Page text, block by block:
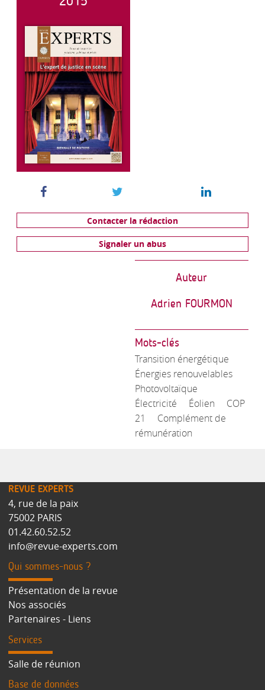
Contacter la rédaction
Signaler un abus
Auteur
Adrien FOURMON
Mots-clés
Transition énergétique
Énergies renouvelables
Photovoltaïque
Électricité
Éolien
COP
21
Complément de
rémunération
REVUE EXPERTS
4, rue de la paix
75002 PARIS
01.42.60.52.52
info@revue-experts.com
Qui sommes-nous ?
Présentation de la revue
Nos associés
Partenaires - Liens
Services
Salle de réunion
Base de données